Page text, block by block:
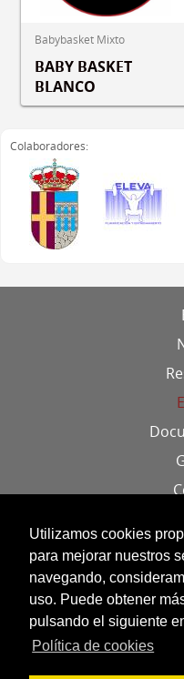
Utilizamos cookies
para mejorar nuestros
navegando,
uso. Puede obtener
pulsando el siguiente
Política de cookies
Babybasket Mixto
BABY BASKET
BLANCO
Colaboradores: